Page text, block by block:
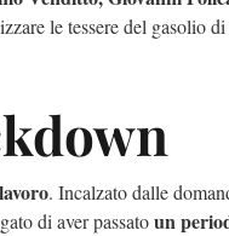
le tessere del gasolio
. Incalzato dalle
di aver passatoun